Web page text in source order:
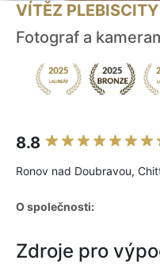
VÍTĚZ
Fotograf a
8.8
Ronov nad Doubravou,
O společnosti:
Zdroje pro